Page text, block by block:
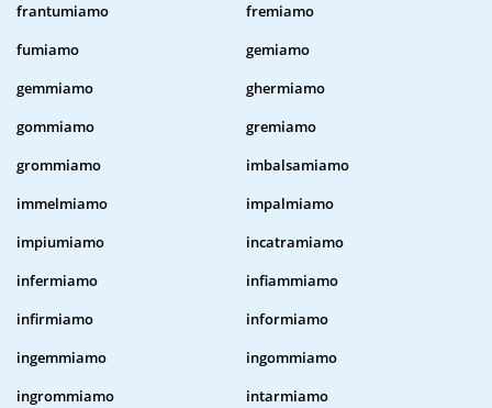
frantumiamo
fremiamo
fumiamo
gemiamo
gemmiamo
ghermiamo
gommiamo
gremiamo
grommiamo
imbalsamiamo
immelmiamo
impalmiamo
impiumiamo
incatramiamo
infermiamo
infiammiamo
infirmiamo
informiamo
ingemmiamo
ingommiamo
ingrommiamo
intarmiamo